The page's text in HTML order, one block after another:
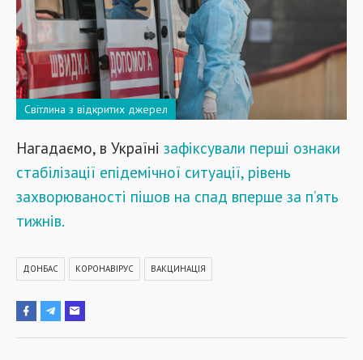
Світлина з відкритих джерел
Нагадаємо, в Україні зафіксували перші ознаки
стабілізації епідемічної ситуації, рівень
захворюваності пішов на спад вперше за п’ять
тижнів.
ДОНБАС КОРОНАВІРУС ВАКЦИНАЦІЯ